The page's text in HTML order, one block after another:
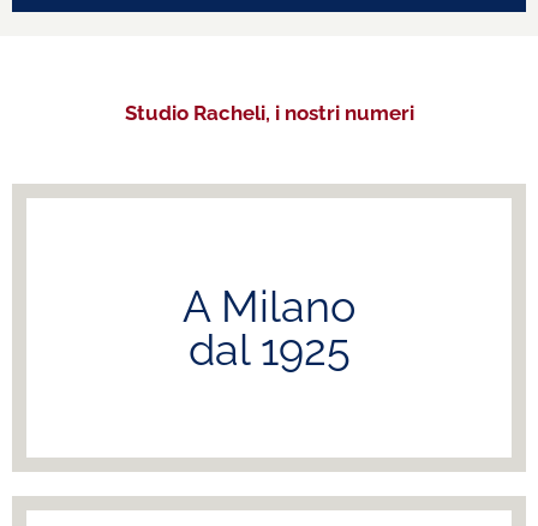
Studio Racheli, i nostri numeri
A Milano
dal 1925